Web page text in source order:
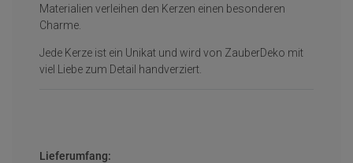
Materialien verleihen den Kerzen einen besonderen
Charme.
Jede Kerze ist ein Unikat und wird von ZauberDeko mit
viel Liebe zum Detail handverziert.
Lieferumfang: